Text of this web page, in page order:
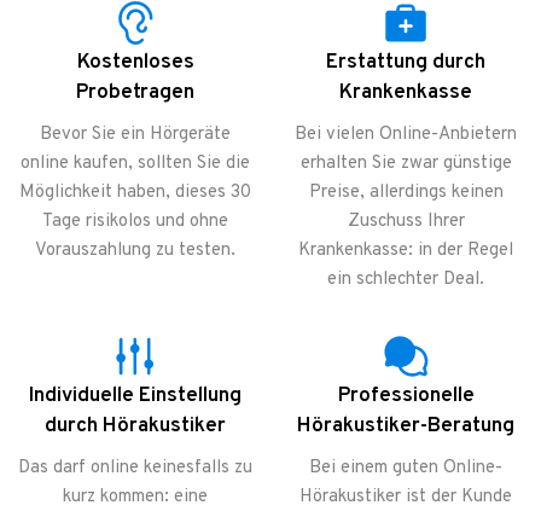
Kostenloses
Probetragen
Bevor Sie ein Hörgeräte
online kaufen, sollten Sie die
Möglichkeit haben, dieses 30
Tage risikolos und ohne
Vorauszahlung zu testen.
Erstattung durch
Krankenkasse
Bei vielen Online-Anbietern
erhalten Sie zwar günstige
Preise, allerdings keinen
Zuschuss Ihrer
Krankenkasse: in der Regel
ein schlechter Deal.
Individuelle Einstellung
durch Hörakustiker
Das darf online keinesfalls zu
kurz kommen: eine
Professionelle
Hörakustiker-Beratung
Bei einem guten Online-
Hörakustiker ist der Kunde